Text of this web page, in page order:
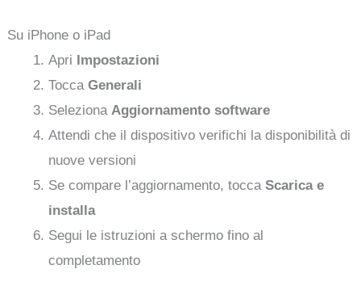
Su iPhone o iPad
Apri
Impostazioni
ToccaGenerali
SelezionaAggiornamento software
Attendi che il dispositivo verifichi la disponibilità di
nuove versioni
Se compare l’aggiornamento, toccaScarica e
installa
Segui le istruzioni a schermo fino al
completamento